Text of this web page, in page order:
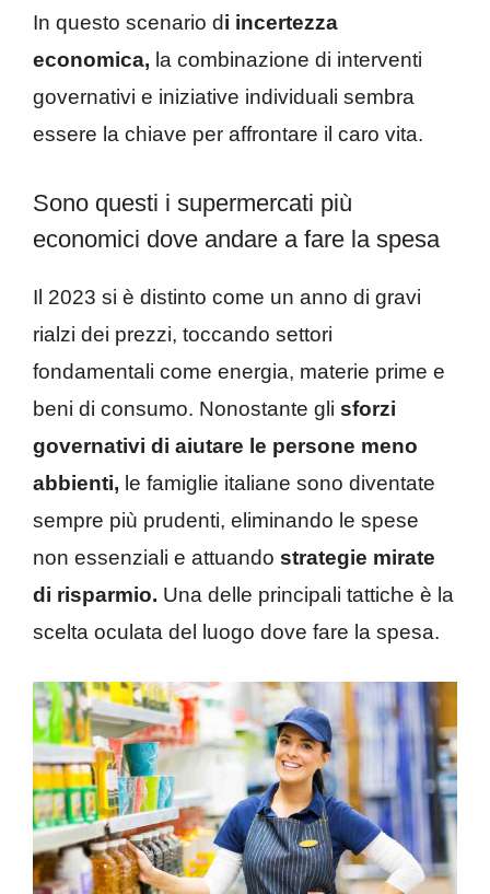
In questo scenario di incertezza
economica, la combinazione di interventi
governativi e iniziative individuali sembra
essere la chiave per affrontare il caro vita.
Sono questi i supermercati più
economici dove andare a fare la spesa
Il 2023 si è distinto come un anno di gravi
rialzi dei prezzi, toccando settori
fondamentali come energia, materie prime e
beni di consumo. Nonostante gli sforzi
governativi di aiutare le persone meno
abbienti, le famiglie italiane sono diventate
sempre più prudenti, eliminando le spese
non essenziali e attuando strategie mirate
di risparmio. Una delle principali tattiche è la
scelta oculata del luogo dove fare la spesa.